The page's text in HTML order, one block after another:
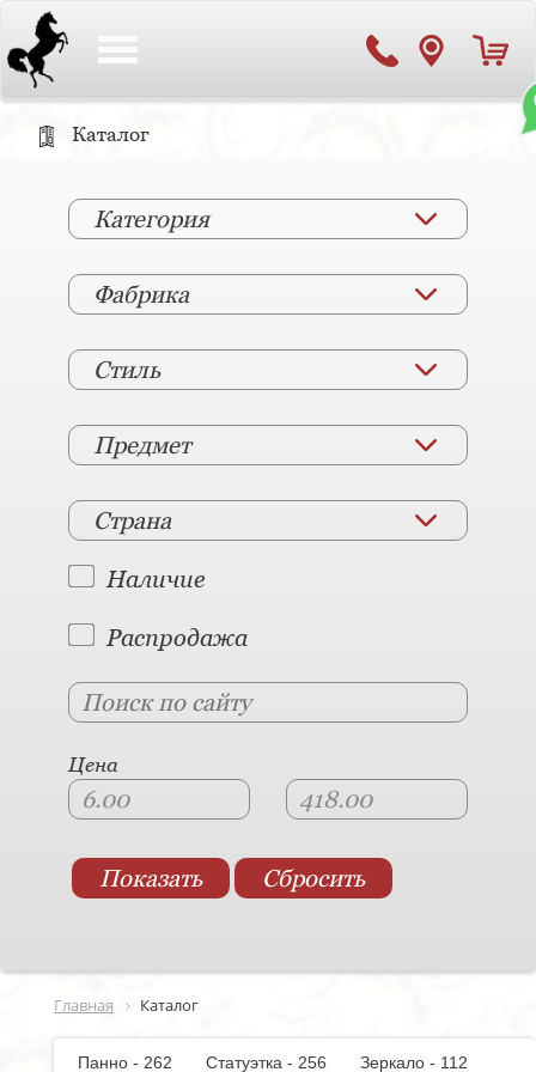
Каталог
Категория
Фабрика
Стиль
Предмет
Страна
Наличие
Распродажа
Цена
Главная Каталог
Панно - 262 Статуэтка - 256
Зеркало - 112